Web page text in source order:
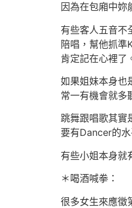
因為在包廂中妳
有些客人五音不
陪唱，幫他抓準
肯定記在心裡了
如果姐妹本身也
常一有機會就多
跳舞跟唱歌其實
要有Dancer的
有些小姐本身就
＊喝酒喊拳：
很多女生來應徵